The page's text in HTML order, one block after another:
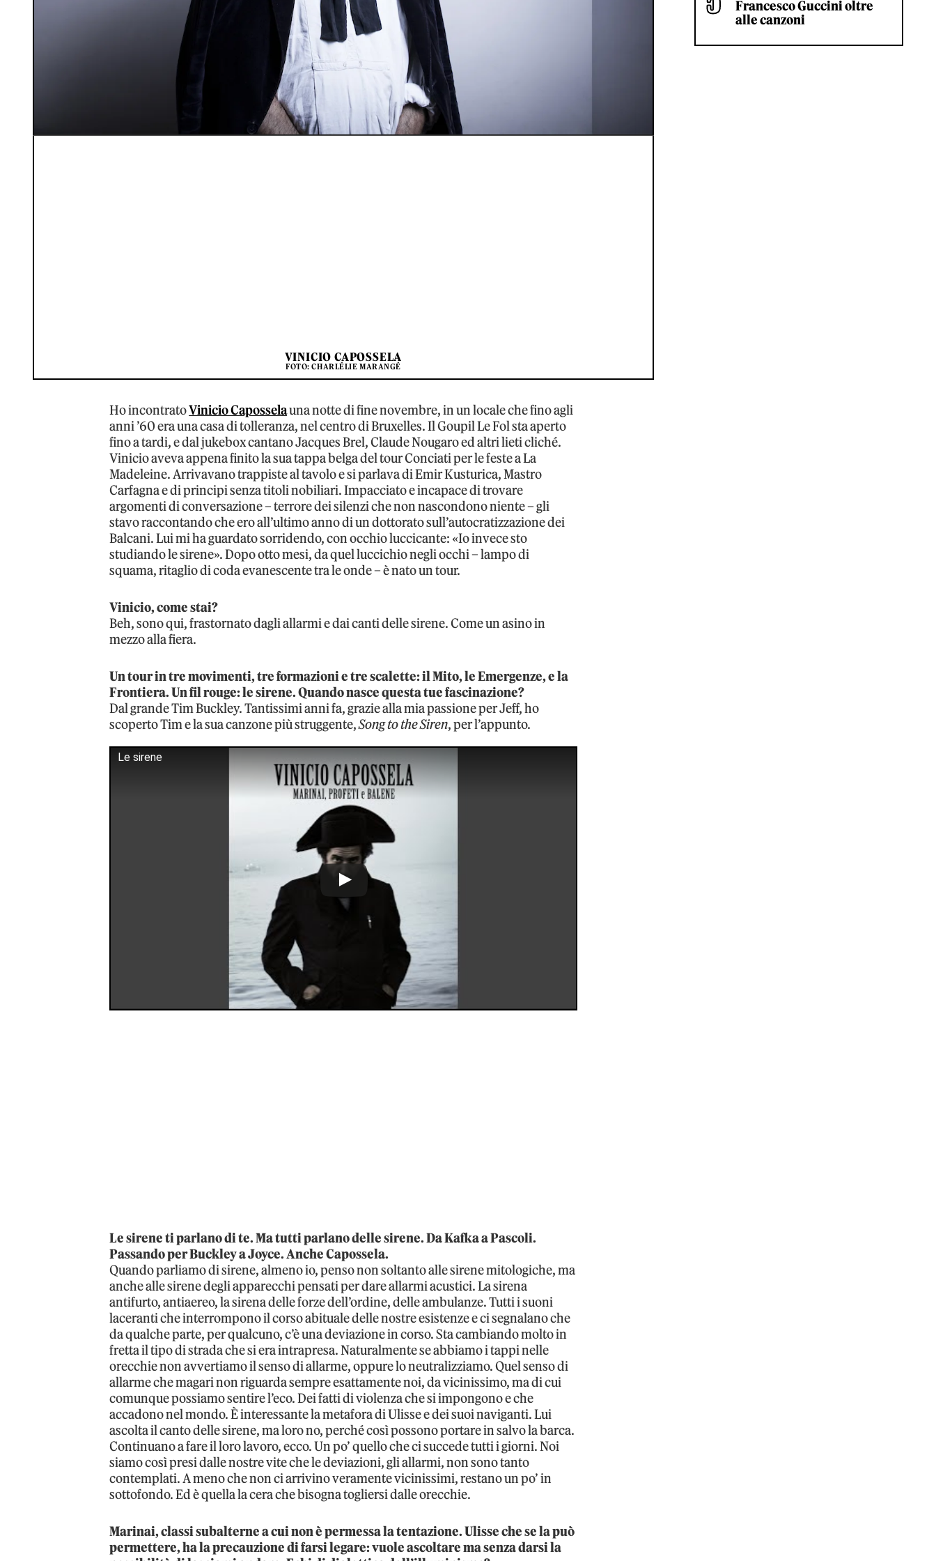
VINICIO CAPOSSELA
FOTO: CHARLÉLIE MARANGÉ
Ho incontratoVinicio Caposselauna notte di fine novembre, in un locale che fino agli
anni ’60 era una casa di tolleranza, nel centro di Bruxelles. Il Goupil Le Fol sta aperto
fino a tardi, e dal jukebox cantano Jacques Brel, Claude Nougaro ed altri lieti cliché.
Vinicio aveva appena finito la sua tappa belga del tour Conciati per le feste a La
Madeleine. Arrivavano trappiste al tavolo e si parlava di Emir Kusturica, Mastro
Carfagna e di principi senza titoli nobiliari. Impacciato e incapace di trovare
argomenti di conversazione – terrore dei silenzi che non nascondono niente – gli
stavo raccontando che ero all’ultimo anno di un dottorato sull’autocratizzazione dei
Balcani. Lui mi ha guardato sorridendo, con occhio luccicante: «Io invece sto
studiando le sirene». Dopo otto mesi, da quel luccichio negli occhi – lampo di
squama, ritaglio di coda evanescente tra le onde – è nato un tour.
Vinicio, come stai?
Beh, sono qui, frastornato dagli allarmi e dai canti delle sirene. Come un asino in
mezzo alla fiera.
Un tour in tre movimenti, tre formazioni e tre scalette: il Mito, le Emergenze, e la
Frontiera. Un fil rouge: le sirene. Quando nasce questa tue fascinazione?
Dal grande Tim Buckley. Tantissimi anni fa, grazie alla mia passione per Jeff, ho
scoperto Tim e la sua canzone più struggente,Song to the Siren, per l’appunto.
Le sirene
Le sirene ti parlano di te. Ma tutti parlano delle sirene. Da Kafka a Pascoli.
Passando per Buckley a Joyce. Anche Capossela.
Quando parliamo di sirene, almeno io, penso non soltanto alle sirene mitologiche, ma
anche alle sirene degli apparecchi pensati per dare allarmi acustici. La sirena
antifurto, antiaereo, la sirena delle forze dell’ordine, delle ambulanze. Tutti i suoni
laceranti che interrompono il corso abituale delle nostre esistenze e ci segnalano che
da qualche parte, per qualcuno, c’è una deviazione in corso. Sta cambiando molto in
fretta il tipo di strada che si era intrapresa. Naturalmente se abbiamo i tappi nelle
orecchie non avvertiamo il senso di allarme, oppure lo neutralizziamo. Quel senso di
allarme che magari non riguarda sempre esattamente noi, da vicinissimo, ma di cui
comunque possiamo sentire l’eco. Dei fatti di violenza che si impongono e che
accadono nel mondo. È interessante la metafora di Ulisse e dei suoi naviganti. Lui
ascolta il canto delle sirene, ma loro no, perché così possono portare in salvo la barca.
Continuano a fare il loro lavoro, ecco. Un po’ quello che ci succede tutti i giorni. Noi
siamo così presi dalle nostre vite che le deviazioni, gli allarmi, non sono tanto
contemplati. A meno che non ci arrivino veramente vicinissimi, restano un po’ in
sottofondo. Ed è quella la cera che bisogna togliersi dalle orecchie.
Marinai, classi subalterne a cui non è permessa la tentazione. Ulisse che se la può
permettere, ha la precauzione di farsi legare: vuole ascoltare ma senza darsi la
Francesco Guccini oltre
alle canzoni